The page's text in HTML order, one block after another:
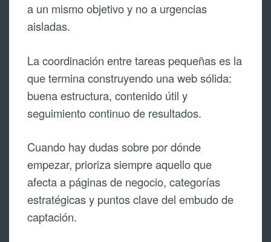
a un mismo objetivo y no a urgencias
aisladas.
La coordinación entre tareas pequeñas es la
que termina construyendo una web sólida:
buena estructura, contenido útil y
seguimiento continuo de resultados.
Cuando hay dudas sobre por dónde
empezar, prioriza siempre aquello que
afecta a páginas de negocio, categorías
estratégicas y puntos clave del embudo de
captación.